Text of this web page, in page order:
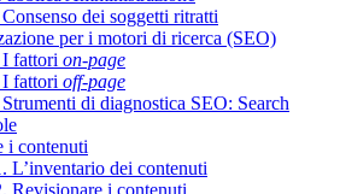
dei soggetti ritratti
per i motori di ricerca (SEO)
fattori on-page
fattori off-page
di diagnostica SEO: Search
i contenuti
L’inventario dei contenuti
Revisionare i contenuti